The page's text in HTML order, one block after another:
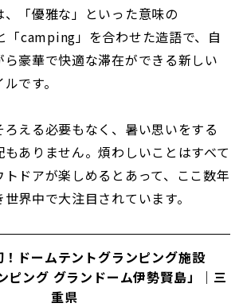
「優雅な」といった意味の
「camping」を合わせた造語で、自
豪華で快適な滞在ができる新しい
です。
える必要もなく、暑い思いをする
ありません。煩わしいことはすべて
ドアが楽しめるとあって、ここ数年
界中で大注目されています。
！ドームテントグランピング施設
ピング グランドーム伊勢賢島」｜三
重県